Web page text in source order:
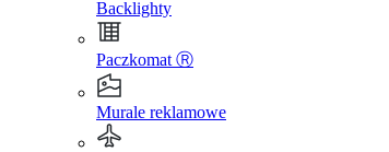
Backlighty
Paczkomat Ⓡ
Murale reklamowe